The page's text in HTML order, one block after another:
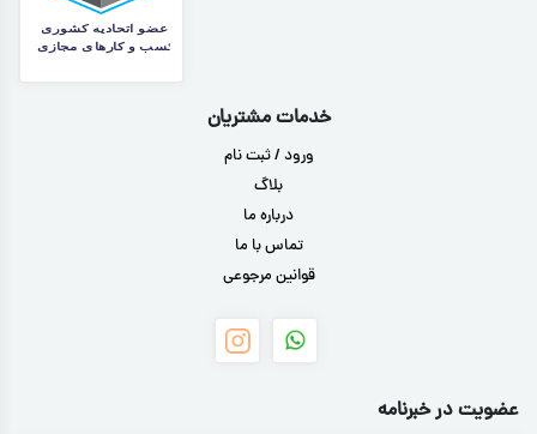
خدمات مشتریان
ورود / ثبت نام
بلاگ
درباره ما
تماس با ما
قوانین مرجوعی
عضویت در خبرنامه